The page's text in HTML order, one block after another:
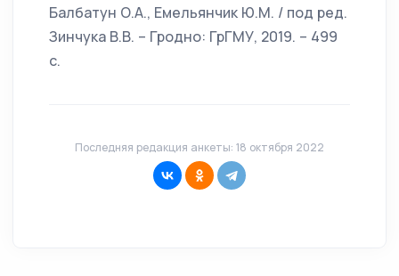
Балбатун О.А., Емельянчик Ю.М. / под ред.
Зинчука В.В. – Гродно: ГрГМУ, 2019. – 499
с.
Последняя редакция анкеты: 18 октября 2022